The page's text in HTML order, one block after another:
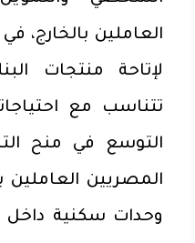
العاملين بالخارج،
لإتاحة منتجات
تتناسب مع
التوسع في منح
المصريين العاملين
وحدات سكنية داخل